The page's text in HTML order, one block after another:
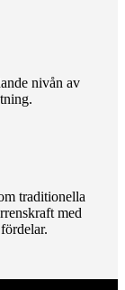
nivån av
traditionella
med